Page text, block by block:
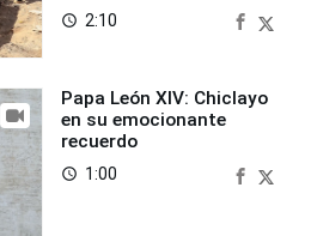
access_time 2:10
Papa León XIV: Chiclayo
en su emocionante
recuerdo
access_time 1:00